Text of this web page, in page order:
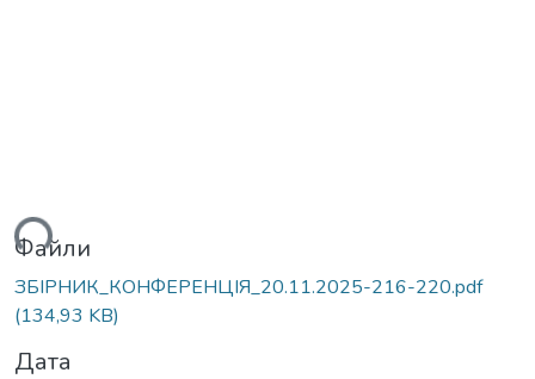
Файли
ЗБІРНИК_КОНФЕРЕНЦІЯ_20.11.2025-216-220.pdf
(134,93 KB)
Дата